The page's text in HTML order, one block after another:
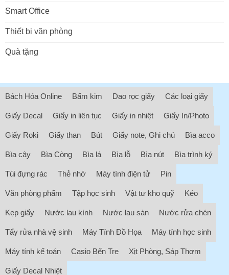
Smart Office
Thiết bị văn phòng
Quà tặng
Bách Hóa Online Bấm kim Dao rọc giấy Các loại giấy
Giấy Decal Giấy in liên tục Giấy in nhiệt Giấy In/Photo
Giấy Roki Giấy than Bút Giấy note, Ghi chú Bìa acco
Bìa cây Bìa Còng Bìa lá Bìa lỗ Bìa nút Bìa trình ký
Túi đựng rác Thẻ nhớ Máy tính điện tử Pin
Văn phòng phẩm Tập học sinh Vật tư kho quỹ Kéo
Kẹp giấy Nước lau kính Nước lau sàn Nước rửa chén
Tẩy rửa nhà vệ sinh Máy Tính Đồ Họa Máy tính học sinh
Máy tính kế toán Casio Bến Tre Xịt Phòng, Sáp Thơm
Giấy Decal Nhiệt